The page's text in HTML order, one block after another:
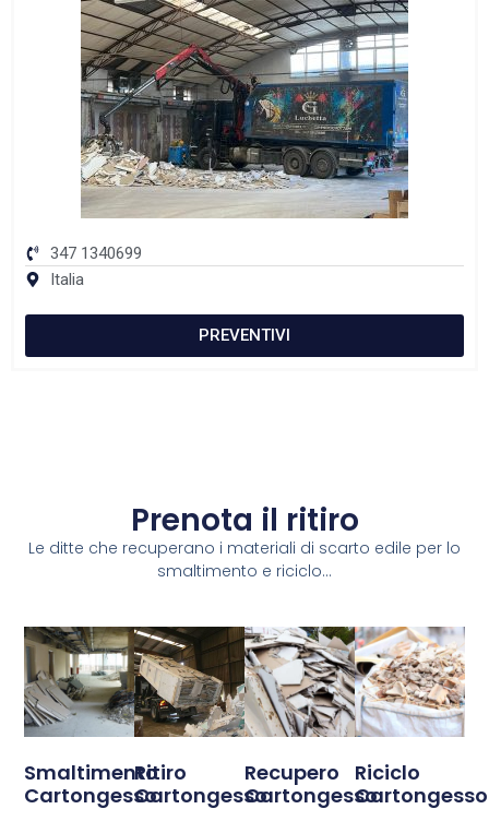
347 1340699
Italia
PREVENTIVI
Prenota il ritiro
Le ditte che recuperano i materiali di scarto edile per lo
smaltimento e riciclo...
Smaltimento
Cartongesso
Ritiro
Cartongesso
Recupero
Cartongesso
Riciclo
Cartongesso